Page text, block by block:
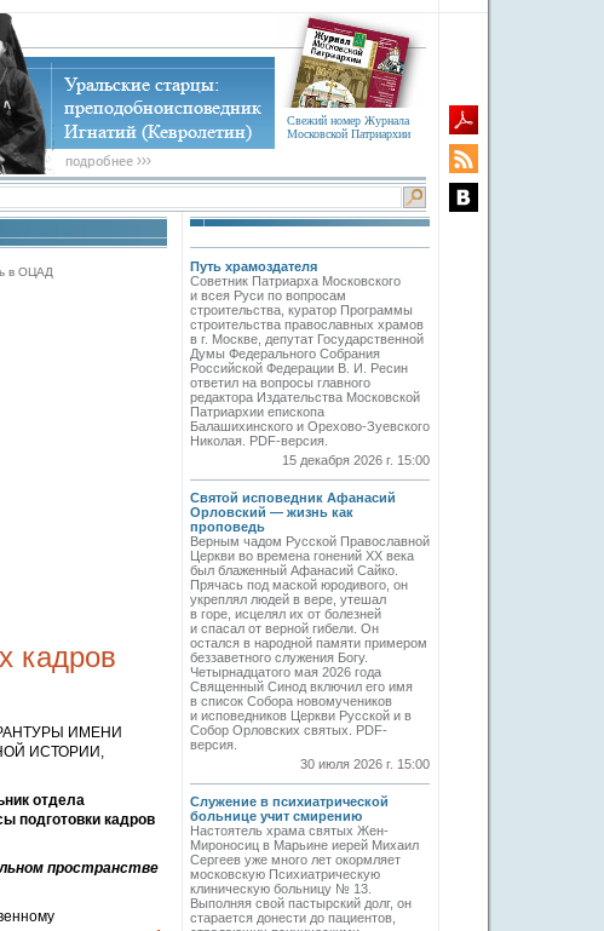
Свежий номер Журнала
Московской Патриархии
в ОЦАД
кадров
ИМЕНИ
ИСТОРИИ,
отдела
подготовки кадров
пространстве
Путь храмоздателя
Советник Патриарха Московского
и всея Руси по вопросам
строительства, куратор Программы
строительства православных храмов
в г. Москве, депутат Государственной
Думы Федерального Собрания
Российской Федерации В. И. Ресин
ответил на вопросы главного
редактора Издательства Московской
Патриархии епископа
Балашихинского и Орехово-Зуевского
Николая. PDF-версия.
15 декабря 2026 г. 15:00
Святой исповедник Афанасий
Орловский — жизнь как
проповедь
Верным чадом Русской Православной
Церкви во времена гонений XX века
был блаженный Афанасий Сайко.
Прячась под маской юродивого, он
укреплял людей в вере, утешал
в горе, исцелял их от болезней
и спасал от верной гибели. Он
остался в народной памяти примером
беззаветного служения Богу.
Четырнадцатого мая 2026 года
Священный Синод включил его имя
в список Собора новомучеников
и исповедников Церкви Русской и в
Собор Орловских святых. PDF-
версия.
30 июля 2026 г. 15:00
Служение в психиатрической
больнице учит смирению
Настоятель храма святых Жен-
Мироносиц в Марьине иерей Михаил
Сергеев уже много лет окормляет
московскую Психиатрическую
клиническую больницу № 13.
Выполняя свой пастырский долг, он
старается донести до пациентов,